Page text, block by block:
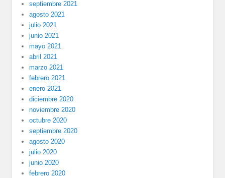
septiembre 2021
agosto 2021
julio 2021
junio 2021
mayo 2021
abril 2021
marzo 2021
febrero 2021
enero 2021
diciembre 2020
noviembre 2020
octubre 2020
septiembre 2020
agosto 2020
julio 2020
junio 2020
febrero 2020